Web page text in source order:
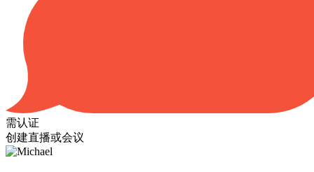
需认证
创建直播或会议